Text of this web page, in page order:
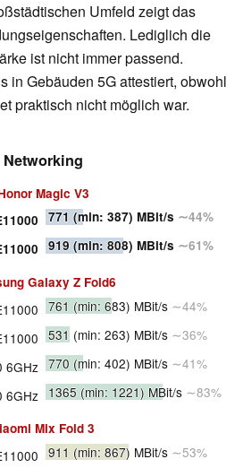
Umfeld zeigt das
Lediglich die
ist nicht immer passend.
in Gebäuden 5G attestiert, obwohl
praktisch nicht möglich war.
Networking
Magic V3
771 (min: 387) MBit/s ∼44%
919 (min: 808) MBit/s ∼61%
Galaxy Z Fold6
761 (min: 683) MBit/s ∼44%
531 (min: 263) MBit/s ∼36%
6GHz 770 (min: 402) MBit/s ∼41%
6GHz 1365 (min: 1221) MBit/s ∼83%
Mix Fold 3
911 (min: 867) MBit/s ∼53%